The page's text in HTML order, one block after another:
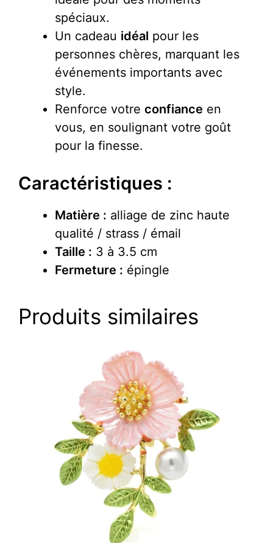
spéciaux.
Un cadeau idéal pour les
personnes chères, marquant les
événements importants avec
style.
Renforce votre confiance en
vous, en soulignant votre goût
pour la finesse.
Caractéristiques :
Matière : alliage de zinc haute
qualité / strass / émail
Taille : 3 à 3.5 cm
Fermeture : épingle
Produits similaires